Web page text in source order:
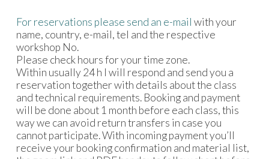
For reservations please send an e-mail with your
name, country, e-mail, tel and the respective
workshop No.
Please check hours for your time zone.
Within usually 24 h I will respond and send you a
reservation together with details about the class
and technical requirements. Booking and payment
will be done about 1 month before each class, this
way we can avoid return transfers in case you
cannot participate. With incoming payment you’ll
receive your booking confirmation and material list,